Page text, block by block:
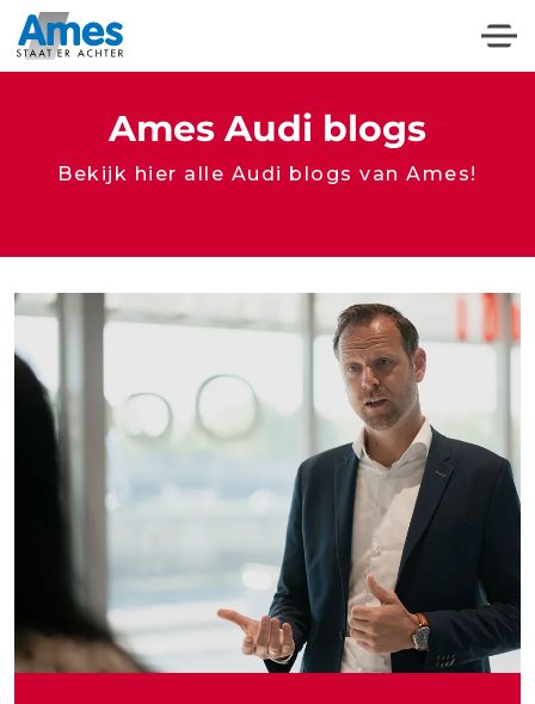
Ames Audi blogs
Bekijk hier alle Audi blogs van Ames!